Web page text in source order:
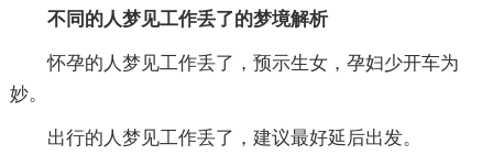
不同的人梦见工作丢了的梦境解析
怀孕的人梦见工作丢了，预示生女，孕妇少开车为
妙。
出行的人梦见工作丢了，建议最好延后出发。